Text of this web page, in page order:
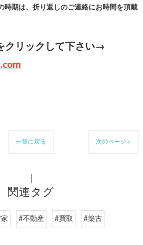
時期は、折り返しのご連絡にお時間を頂戴
クリックして下さい→
一覧に戻る 次のページ >
関連タグ
#不動産 #買取 #築古